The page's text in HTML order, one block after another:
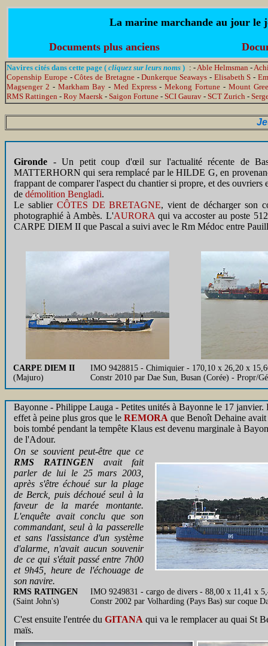
La marine marchande au jour le
Documents plus anciens
Navires cités dans cette page ( cliquez sur leurs noms) : -Able Helmsman -
Copenship Europe-Côtes de Bretagne-Dunkerque Seaways - Elisabeth S -
Magsenger 2 - Markham Bay- Med Express-Mekong Fortune -Mount
RMS Rattingen - Roy Maersk - Saigon Fortune - SCI Gaurav - SCT Zurich -
Gironde - Un petit coup d'œil sur l'actualité récente de
MATTERHORN qui sera remplacé par le HILDE G, en
frappant de comparer l'aspect du chantier si propre, et des
de démolition Bengladi.
Le sablier CÔTES DE BRETAGNE, vient de décharger son
photographié à Ambès. L'AURORA qui va accoster au poste
CARPE DIEM II que Pascal a suivi avec le Rm Médoc entre
CARPE DIEM II
(Majuro)
IMO 9428815 - Chimiquier - 170,10 x 26,20 x
Constr 2010 par Dae Sun, Busan (Corée) - Propr/
Bayonne - Philippe Lauga - Petites unités à Bayonne le 17
effet à peine plus gros que le REMORA que Benoît Dehaine
bois tombé pendant la tempête Klaus est devenu marginale à
de l'Adour.
On se souvient peut-être que ce
RMS RATINGEN avait fait
parler de lui le 25 mars 2003,
après s'être échoué sur la plage
de Berck, puis déchoué seul à la
faveur de la marée montante.
L'enquête avait conclu que son
commandant, seul à la passerelle
et sans l'assistance d'un système
d'alarme, n'avait aucun souvenir
de ce qui s'était passé entre 7h00
et 9h45, heure de l'échouage de
son navire.
RMS RATINGEN
(Saint John's)
IMO 9249831 - cargo de divers - 88,00 x 11,41 x
Constr 2002 par Volharding (Pays Bas) sur coque
C'est ensuite l'entrée du GITANA qui va le remplacer au quai St
maïs.